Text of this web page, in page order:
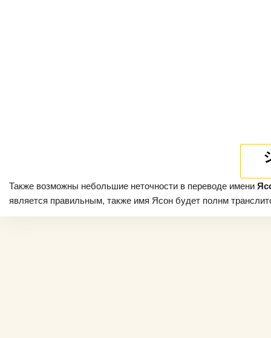
Также возможны небольшие неточности в переводе имени
является правильным, также имя Ясон будет полнм